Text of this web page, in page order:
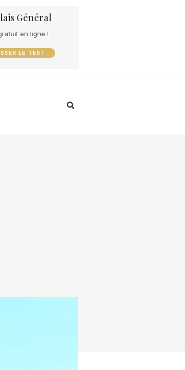
Général
en ligne !
LE TEST